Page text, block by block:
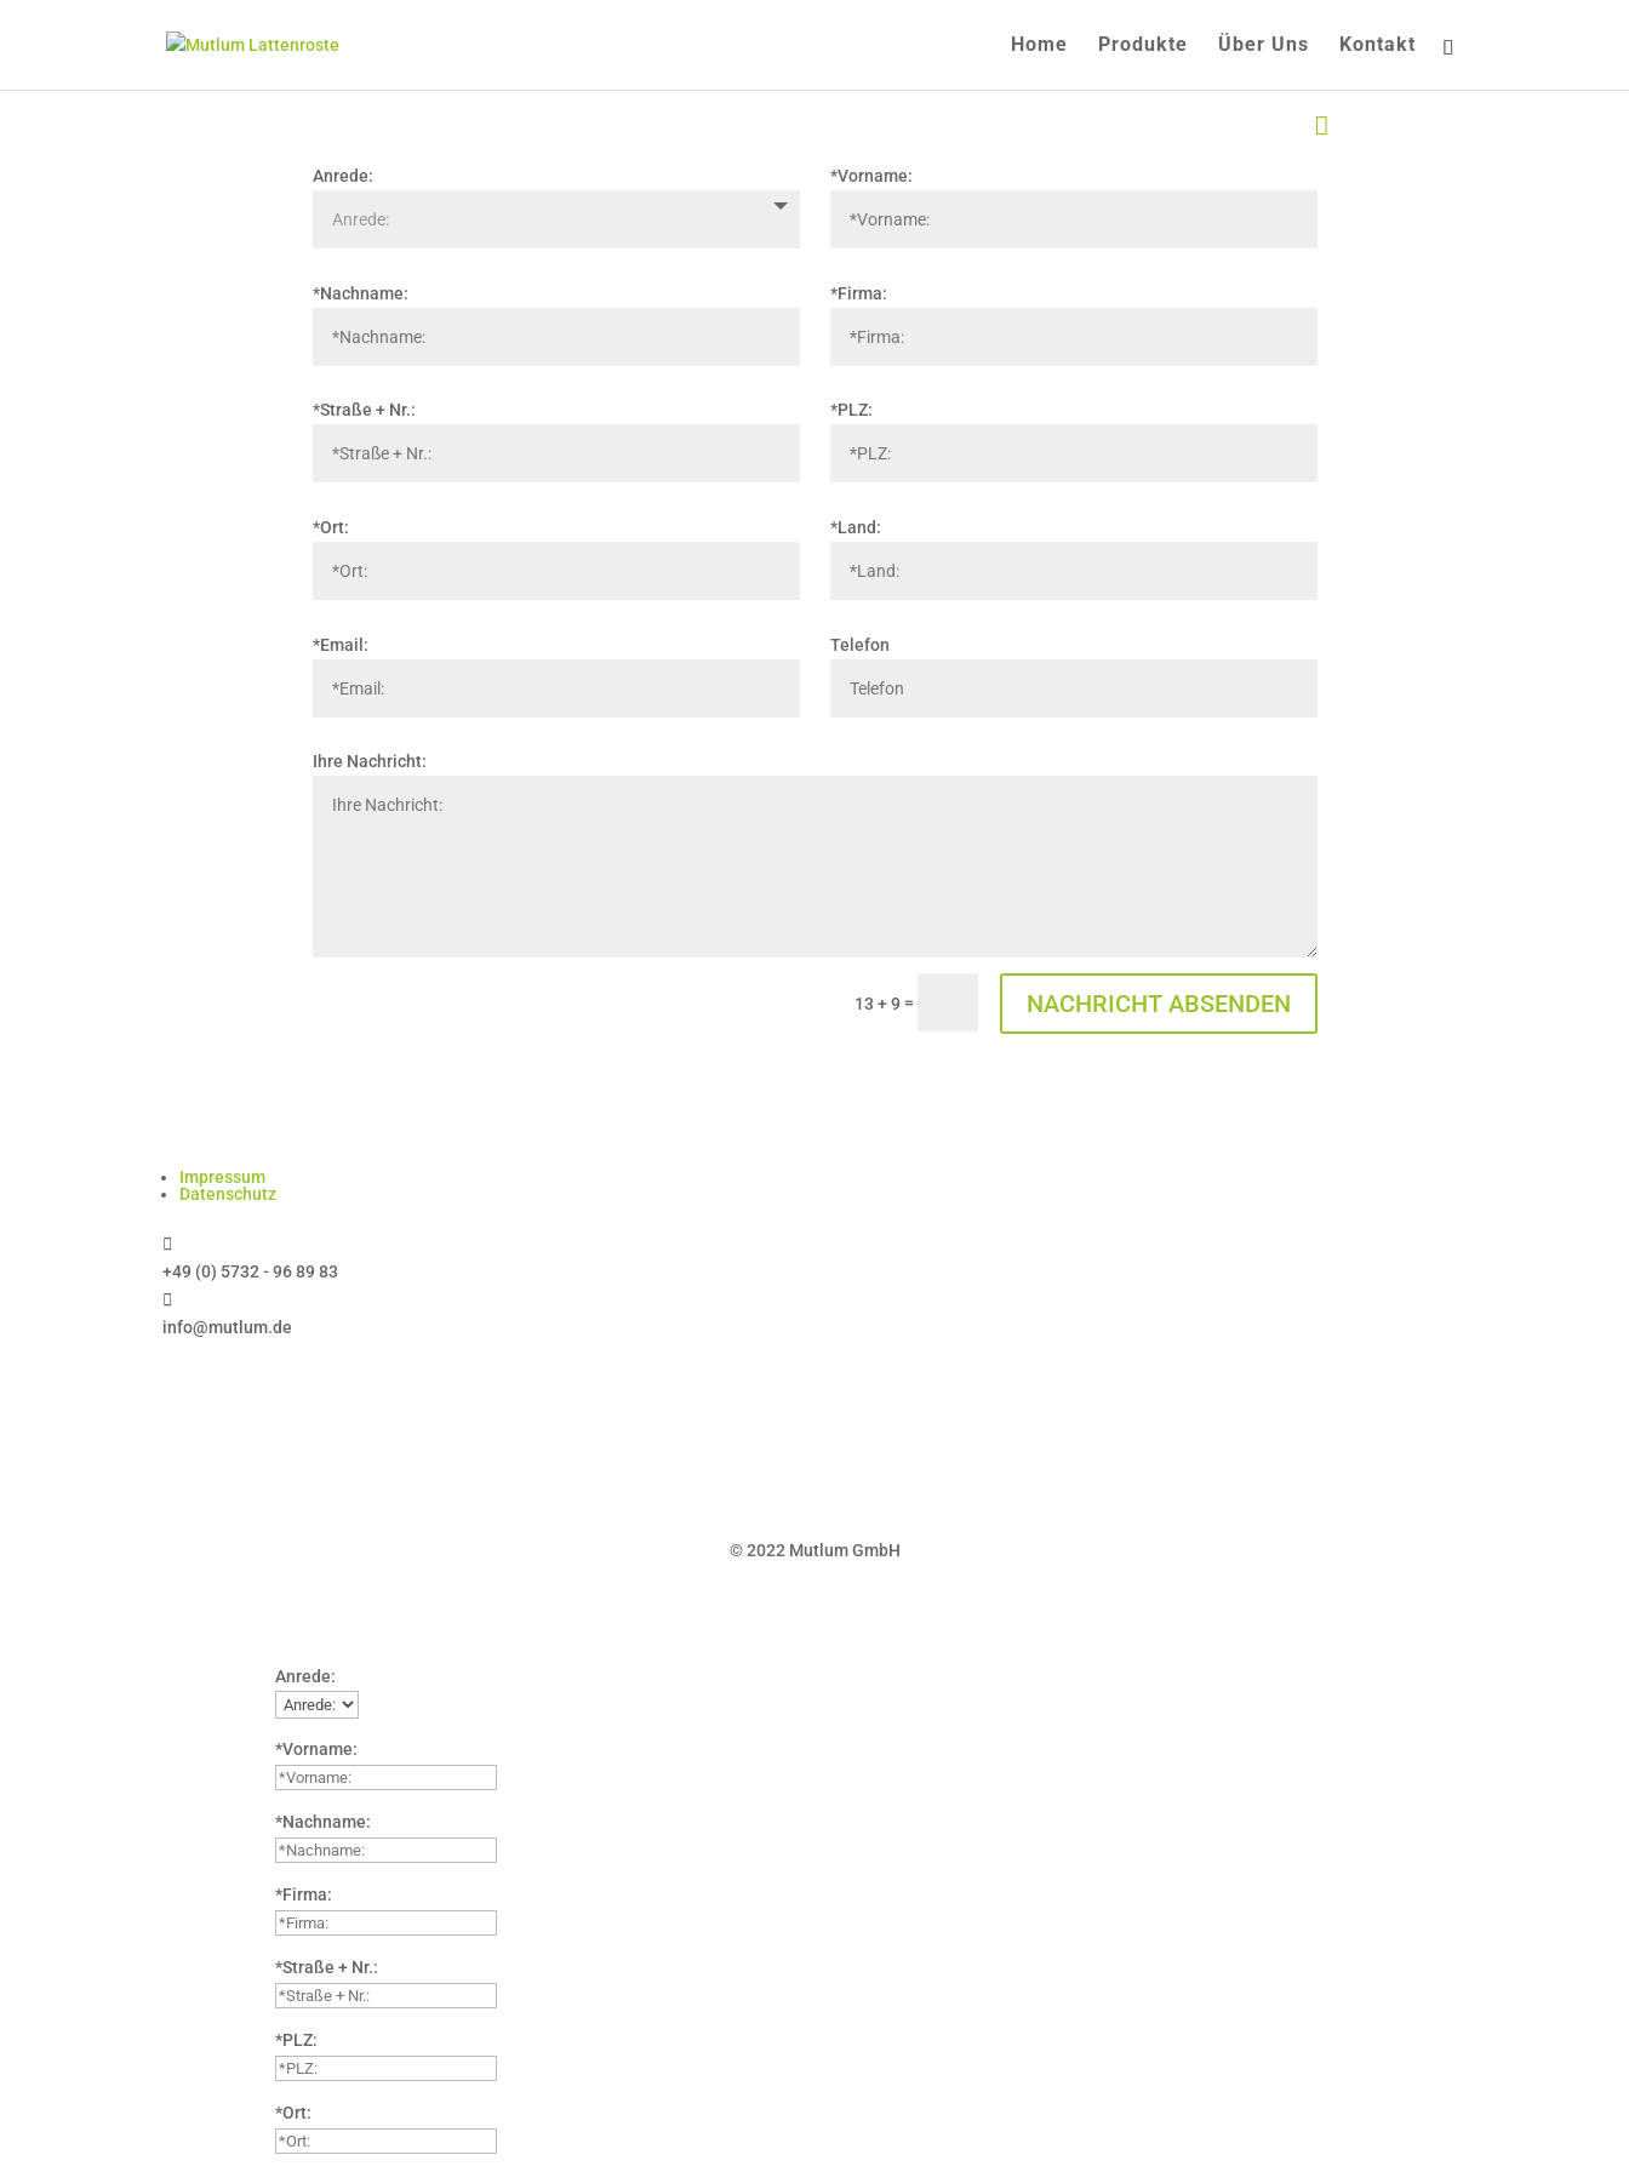
Home Produkte Über Uns Kontakt
Anrede: *Vorname:
*Nachname: *Firma:
*Straße + Nr.: *PLZ:
*Ort: *Land:
*Email: Telefon
Ihre Nachricht:
13 + 9 = NACHRICHT ABSENDEN

Impressum
Datenschutz

+49 (0) 5732 - 96 89 83

info@mutlum.de
© 2022 Mutlum GmbH
Anrede:
*Vorname:
*Nachname:
*Firma:
*Straße + Nr.:
*PLZ:
*Ort: